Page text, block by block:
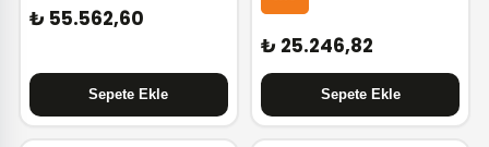
₺ 55.562,60
₺ 25.246,82